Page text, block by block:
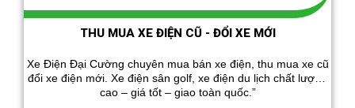
THU MUA XE ĐIỆN CŨ - ĐỔI XE MỚI
Xe Điện Đại Cường chuyên mua bán xe điện, thu mua xe cũ
đổi xe điện mới. Xe điện sân golf, xe điện du lịch chất lượng
cao – giá tốt – giao toàn quốc.”